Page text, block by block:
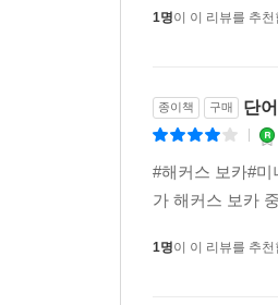
Day 32 Energy 에너지
Day 33 Science &
Day 34 Computers &
Section 7 World &
1명이 이 리뷰를 추
종이책 구매 단
#해커스 보카#
가 해커스 보카
1명이 이 리뷰를 추